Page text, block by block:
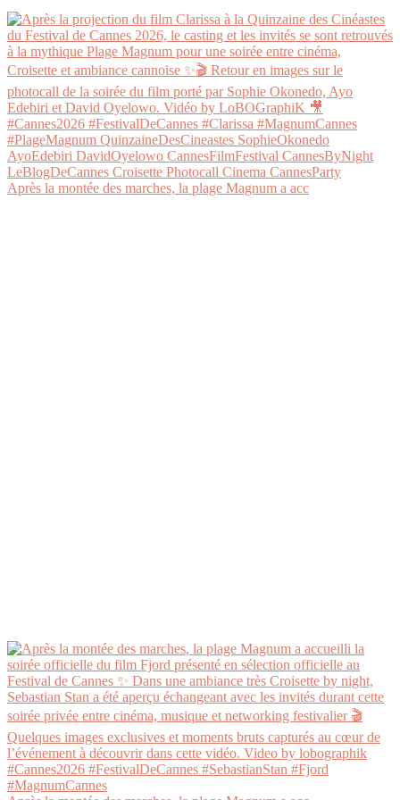
Après la montée des marches, la plage Magnum a acc